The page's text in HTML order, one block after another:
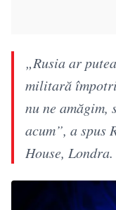
„Rusia ar
militară
nu ne amăgim,
acum”, a spus
House, Londra.